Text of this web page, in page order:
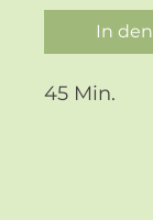
In
45 Min.